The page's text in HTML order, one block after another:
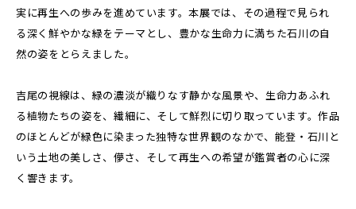
実に再生への歩みを進めています。本展では、その過程で見られ
る深く鮮やかな緑をテーマとし、豊かな生命力に満ちた石川の自
然の姿をとらえました。
吉尾の視線は、緑の濃淡が織りなす静かな風景や、生命力あふれ
る植物たちの姿を、繊細に、そして鮮烈に切り取っています。作品
のほとんどが緑色に染まった独特な世界観のなかで、能登・石川と
いう土地の美しさ、儚さ、そして再生への希望が鑑賞者の心に深
く響きます。